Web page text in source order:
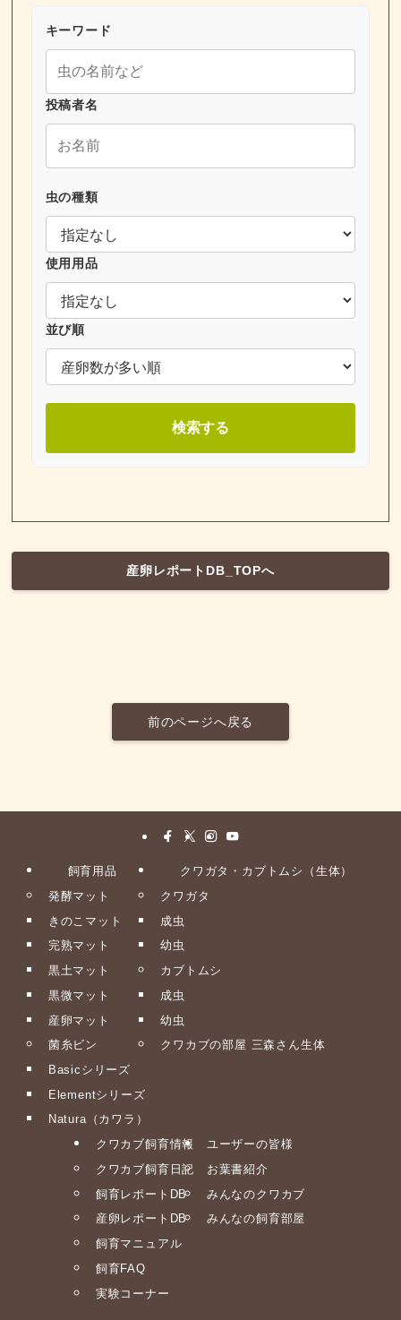
キーワード
投稿者名
虫の種類
使用用品
並び順
検索する
産卵レポートDB_TOPへ
前のページへ戻る
飼育用品
発酵マット
きのこマット
完熟マット
黒土マット
黒微マット
産卵マット
菌糸ビン
Basicシリーズ
Elementシリーズ
Natura（カワラ）
クワガタ・カブトムシ（生体）
クワガタ
成虫
幼虫
カブトムシ
成虫
幼虫
クワカブの部屋 三森さん生体
クワカブ飼育情報
クワカブ飼育日記
飼育レポートDB
産卵レポートDB
飼育マニュアル
飼育FAQ
実験コーナー
ユーザーの皆様
お葉書紹介
みんなのクワカブ
みんなの飼育部屋